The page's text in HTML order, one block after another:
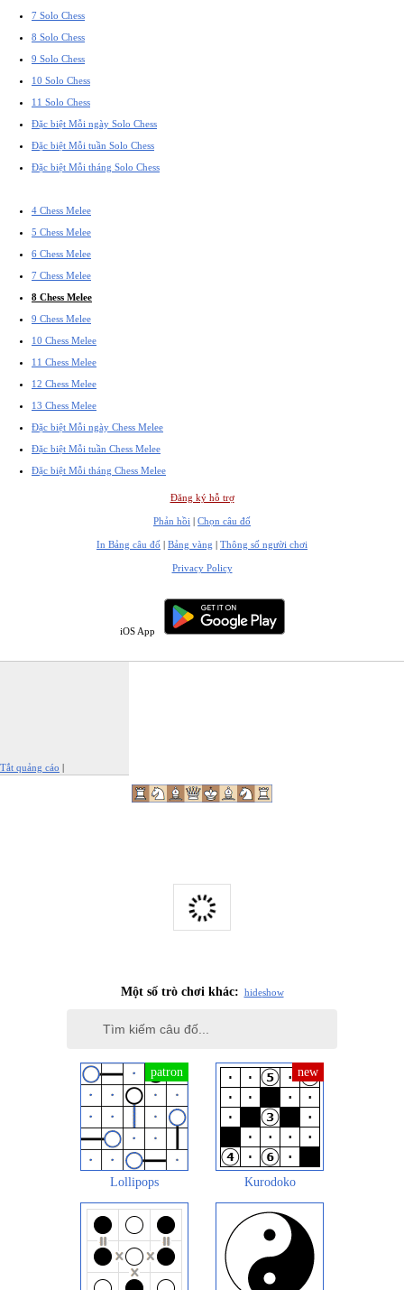
7 Solo Chess
8 Solo Chess
9 Solo Chess
10 Solo Chess
11 Solo Chess
Đặc biệt Mỗi ngày Solo Chess
Đặc biệt Mỗi tuần Solo Chess
Đặc biệt Mỗi tháng Solo Chess
4 Chess Melee
5 Chess Melee
6 Chess Melee
7 Chess Melee
8 Chess Melee
9 Chess Melee
10 Chess Melee
11 Chess Melee
12 Chess Melee
13 Chess Melee
Đặc biệt Mỗi ngày Chess Melee
Đặc biệt Mỗi tuần Chess Melee
Đặc biệt Mỗi tháng Chess Melee
Đăng ký hỗ trợ
Phản hồi | Chọn câu đố
In Bảng câu đố | Bảng vàng | Thông số người chơi
Privacy Policy
iOS App
Tắt quảng cáo |
Một số trò chơi khác: hideshow
Lollipops Kurodoko